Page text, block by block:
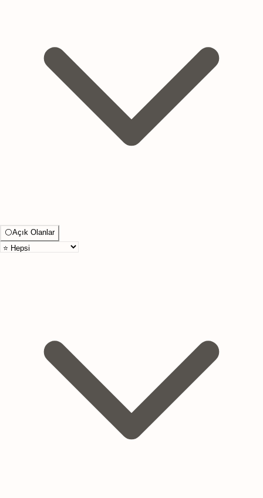
⚪Açık Olanlar